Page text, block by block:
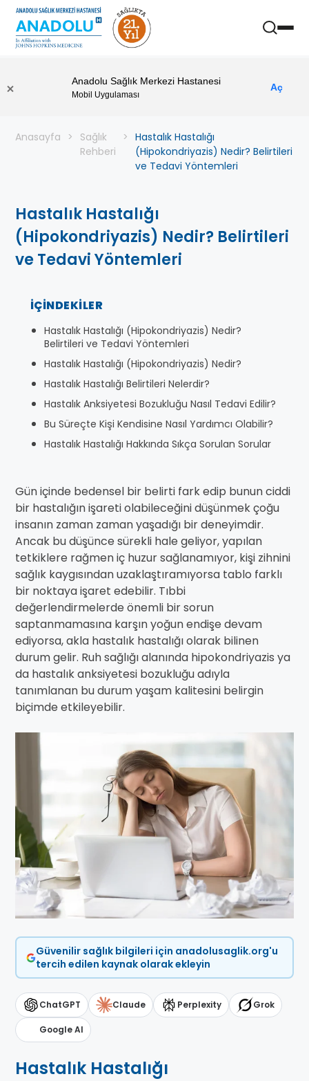
Anadolu Sağlık Merkezi Hastanesi
Mobil Uygulaması
Aç
Anasayfa
Sağlık
Rehberi
Hastalık Hastalığı
(Hipokondriyazis) Nedir? Belirtileri
ve Tedavi Yöntemleri
Hastalık Hastalığı
(Hipokondriyazis) Nedir? Belirtileri
ve Tedavi Yöntemleri
İÇINDEKILER
Hastalık Hastalığı (Hipokondriyazis) Nedir?
Belirtileri ve Tedavi Yöntemleri
Hastalık Hastalığı (Hipokondriyazis) Nedir?
Hastalık Hastalığı Belirtileri Nelerdir?
Hastalık Anksiyetesi Bozukluğu Nasıl Tedavi Edilir?
Bu Süreçte Kişi Kendisine Nasıl Yardımcı Olabilir?
Hastalık Hastalığı Hakkında Sıkça Sorulan Sorular
Gün içinde bedensel bir belirti fark edip bunun ciddi
bir hastalığın işareti olabileceğini düşünmek çoğu
insanın zaman zaman yaşadığı bir deneyimdir.
Ancak bu düşünce sürekli hale geliyor, yapılan
tetkiklere rağmen iç huzur sağlanamıyor, kişi zihnini
sağlık kaygısından uzaklaştıramıyorsa tablo farklı
bir noktaya işaret edebilir. Tıbbi
değerlendirmelerde önemli bir sorun
saptanmamasına karşın yoğun endişe devam
ediyorsa, akla hastalık hastalığı olarak bilinen
durum gelir. Ruh sağlığı alanında hipokondriyazis ya
da hastalık anksiyetesi bozukluğu adıyla
tanımlanan bu durum yaşam kalitesini belirgin
biçimde etkileyebilir.
Güvenilir sağlık bilgileri için anadolusaglik.org'u
tercih edilen kaynak olarak ekleyin
ChatGPT Claude Perplexity Grok
Google AI
Hastalık Hastalığı